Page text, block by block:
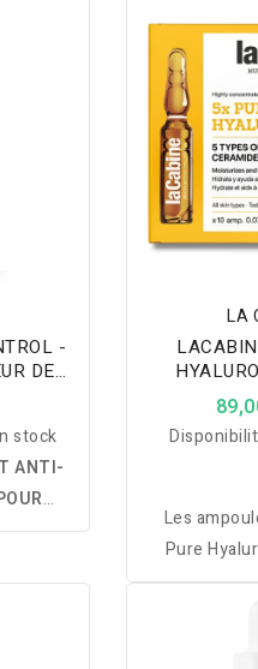
Esters
la
un
et
soin 2-en-1
beurre de
hydrater la
plus
-
DE
stock
ANTI-
:
LA
Les
Pure
réparent et
peau grâce à